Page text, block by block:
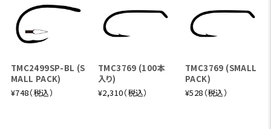
TMC2499SP-BL (S
MALL PACK)
¥748（税込）
TMC3769 (100本
入り)
¥2,310（税込）
TMC3769 (SMALL
PACK)
¥528（税込）